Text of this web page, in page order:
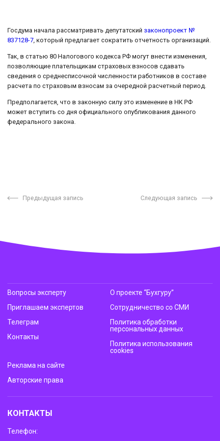
Госдума начала рассматривать депутатский законопроект №
837128-7, который предлагает сократить отчетность организаций.
Так, в статью 80 Налогового кодекса РФ могут внести изменения,
позволяющие плательщикам страховых взносов сдавать
сведения о среднесписочной численности работников в составе
расчета по страховым взносам за очередной расчетный период.
Предполагается, что в законную силу это изменение в НК РФ
может вступить со дня официального опубликования данного
федерального закона.
Предыдущая запись Следующая запись
Вопросы эксперту
Приглашаем экспертов
Телеграм
Контакты
О проекте “Бухгуру”
Сотрудничество со СМИ
Политика обработки
персональных данных
Политика использования
cookies
Реклама на сайте
Авторские права
КОНТАКТЫ
Телефон: